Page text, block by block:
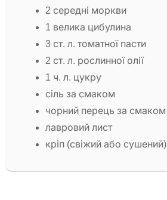
2 середні моркви
1 велика цибулина
3 ст. л. томатної пасти
2 ст. л. рослинної олії
1 ч. л. цукру
сіль за смаком
чорний перець за смаком
лавровий лист
кріп (свіжий або сушений)